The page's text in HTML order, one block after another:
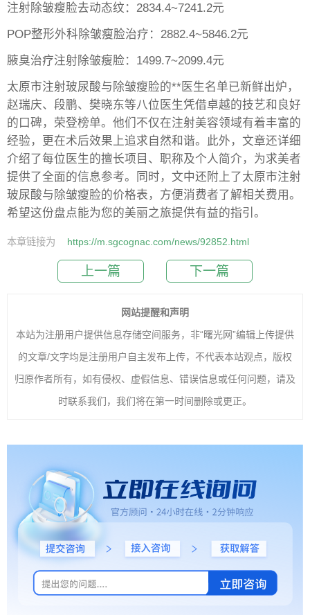
注射除皱瘦脸去动态纹：2834.4~7241.2元
POP整形外科除皱瘦脸治疗：2882.4~5846.2元
腋臭治疗注射除皱瘦脸：1499.7~2099.4元
太原市注射玻尿酸与除皱瘦脸的**医生名单已新鲜出炉，
赵瑞庆、段鹏、樊晓东等八位医生凭借卓越的技艺和良好
的口碑，荣登榜单。他们不仅在注射美容领域有着丰富的
经验，更在术后效果上追求自然和谐。此外，文章还详细
介绍了每位医生的擅长项目、职称及个人简介，为求美者
提供了全面的信息参考。同时，文中还附上了太原市注射
玻尿酸与除皱瘦脸的价格表，方便消费者了解相关费用。
希望这份盘点能为您的美丽之旅提供有益的指引。
本章链接为 https://m.sgcognac.com/news/92852.html
上一篇 下一篇
网站提醒和声明
本站为注册用户提供信息存储空间服务，非“曙光网”编辑上传提供
的文章/文字均是注册用户自主发布上传，不代表本站观点，版权
归原作者所有，如有侵权、虚假信息、错误信息或任何问题，请及
时联系我们，我们将在第一时间删除或更正。